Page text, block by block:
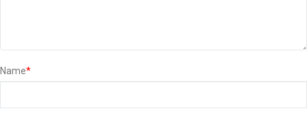
Name*